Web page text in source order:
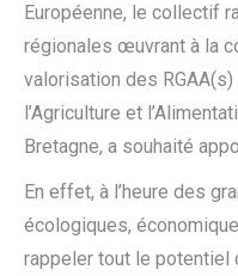
Européenne, le collectif
régionales œuvrant à la
valorisation des
l’Agriculture et
Bretagne, a souhaité
En effet, à l’heure des
écologiques,
rappeler tout le